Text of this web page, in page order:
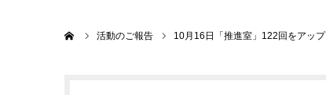
活動のご報告 10月16日「推進室」122回をアッ